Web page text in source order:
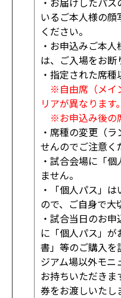
いるご本人様の
ください。
・お申込みご本
は、ご入場をお断
・指定された席
※自由席（メイ
リアが異なります。
※お申込み後の
・席種の変更（
せんのでご注意く
・試合会場に「
ません。
・「個人パス」
ので、ご自身で大
・試合当日のお
に「個人パス」
書」等のご購入を
ジアム場以外モ
お持ちいただき
券をお渡しいたし